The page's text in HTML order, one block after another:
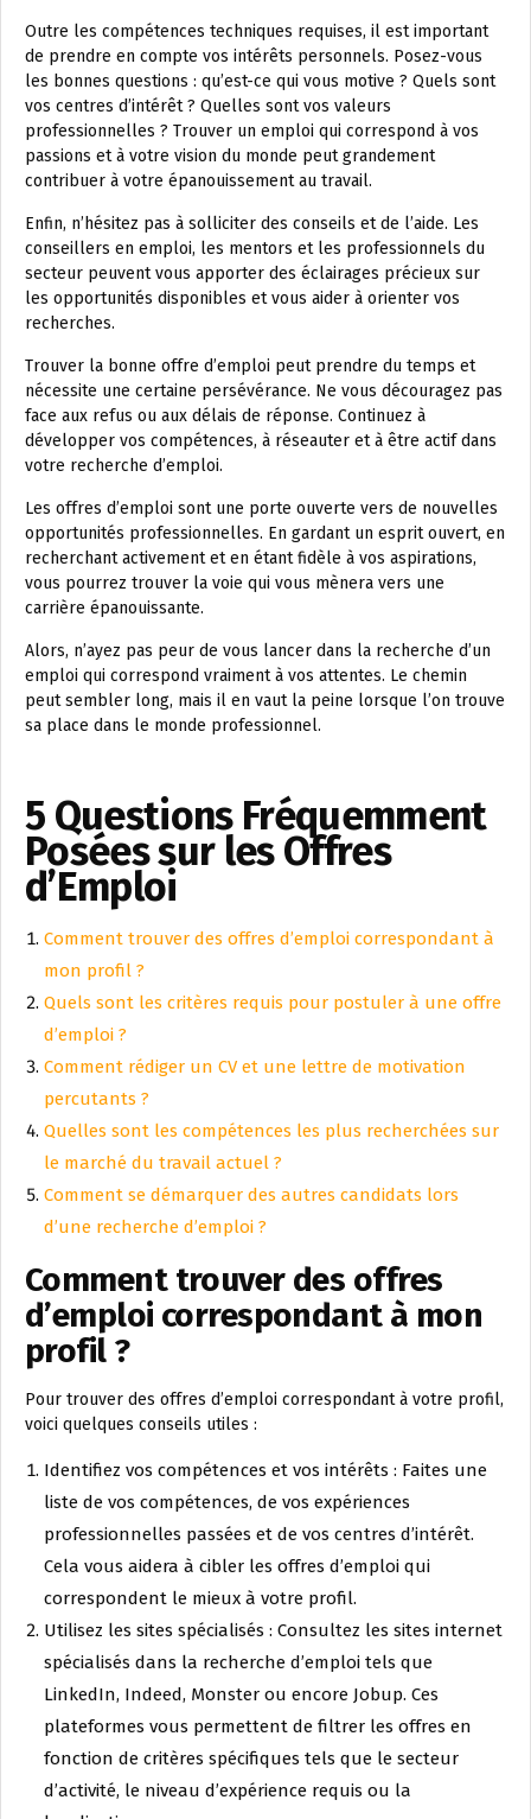
Outre les compétences techniques requises, il est important
de prendre en compte vos intérêts personnels. Posez-vous
les bonnes questions : qu’est-ce qui vous motive ? Quels sont
vos centres d’intérêt ? Quelles sont vos valeurs
professionnelles ? Trouver un emploi qui correspond à vos
passions et à votre vision du monde peut grandement
contribuer à votre épanouissement au travail.
Enfin, n’hésitez pas à solliciter des conseils et de l’aide. Les
conseillers en emploi, les mentors et les professionnels du
secteur peuvent vous apporter des éclairages précieux sur
les opportunités disponibles et vous aider à orienter vos
recherches.
Trouver la bonne offre d’emploi peut prendre du temps et
nécessite une certaine persévérance. Ne vous découragez pas
face aux refus ou aux délais de réponse. Continuez à
développer vos compétences, à réseauter et à être actif dans
votre recherche d’emploi.
Les offres d’emploi sont une porte ouverte vers de nouvelles
opportunités professionnelles. En gardant un esprit ouvert, en
recherchant activement et en étant fidèle à vos aspirations,
vous pourrez trouver la voie qui vous mènera vers une
carrière épanouissante.
Alors, n’ayez pas peur de vous lancer dans la recherche d’un
emploi qui correspond vraiment à vos attentes. Le chemin
peut sembler long, mais il en vaut la peine lorsque l’on trouve
sa place dans le monde professionnel.
5 Questions Fréquemment
Posées sur les Offres
d’Emploi
Comment trouver des offres d’emploi correspondant à
mon profil ?
Quels sont les critères requis pour postuler à une offre
d’emploi ?
Comment rédiger un CV et une lettre de motivation
percutants ?
Quelles sont les compétences les plus recherchées sur
le marché du travail actuel ?
Comment se démarquer des autres candidats lors
d’une recherche d’emploi ?
Comment trouver des offres
d’emploi correspondant à mon
profil ?
Pour trouver des offres d’emploi correspondant à votre profil,
voici quelques conseils utiles :
Identifiez vos compétences et vos intérêts : Faites une
liste de vos compétences, de vos expériences
professionnelles passées et de vos centres d’intérêt.
Cela vous aidera à cibler les offres d’emploi qui
correspondent le mieux à votre profil.
Utilisez les sites spécialisés : Consultez les sites internet
spécialisés dans la recherche d’emploi tels que
LinkedIn, Indeed, Monster ou encore Jobup. Ces
plateformes vous permettent de filtrer les offres en
fonction de critères spécifiques tels que le secteur
d’activité, le niveau d’expérience requis ou la